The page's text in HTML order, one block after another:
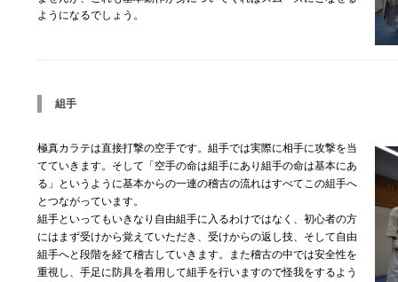
ようになるでしょう。
組手
極真カラテは直接打撃の空手です。組手では実際に相手に攻撃を当
てていきます。そして 「空手の命は組手にあり組手の命は基本にあ
る」
というように基本からの一連の稽古の流れはすべてこの組手へ
とつながっています。
組手といってもいきなり自由組手に入るわけではなく、初心者の方
にはまず受けから覚えていただき、受けからの返し技、そして自由
組手へと段階を経て稽古していきます。また稽古の中では安全性を
重視し、手足に防具を着用して組手を行いますので怪我をするよう